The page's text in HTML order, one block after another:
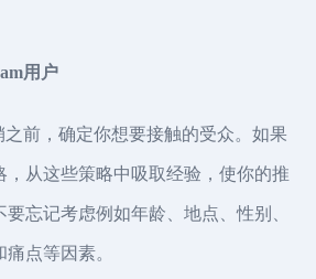
用户
之前，确定你想要接触的受众。如果
，从这些策略中吸取经验，使你的推
忘记考虑例如年龄、地点、性别、
点等因素。